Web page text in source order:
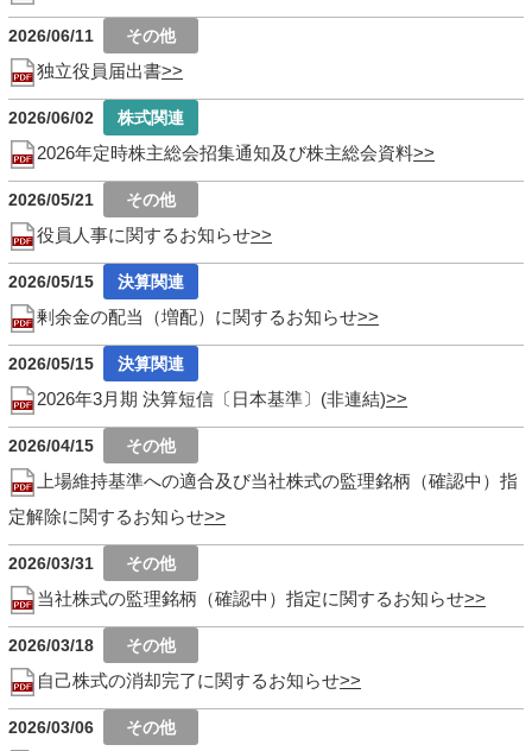
2026/06/11
独立役員届出書
2026/06/02
2026年定時株主総会招集通知及び株主総会資料
2026/05/21
役員人事に関するお知らせ
2026/05/15
剰余金の配当（増配）に関するお知らせ
2026/05/15
2026年3月期 決算短信〔日本基準〕(非連結)
2026/04/15
上場維持基準への適合及び当社株式の監理銘柄（確認中）指
定解除に関するお知らせ
2026/03/31
当社株式の監理銘柄（確認中）指定に関するお知らせ
2026/03/18
自己株式の消却完了に関するお知らせ
2026/03/06